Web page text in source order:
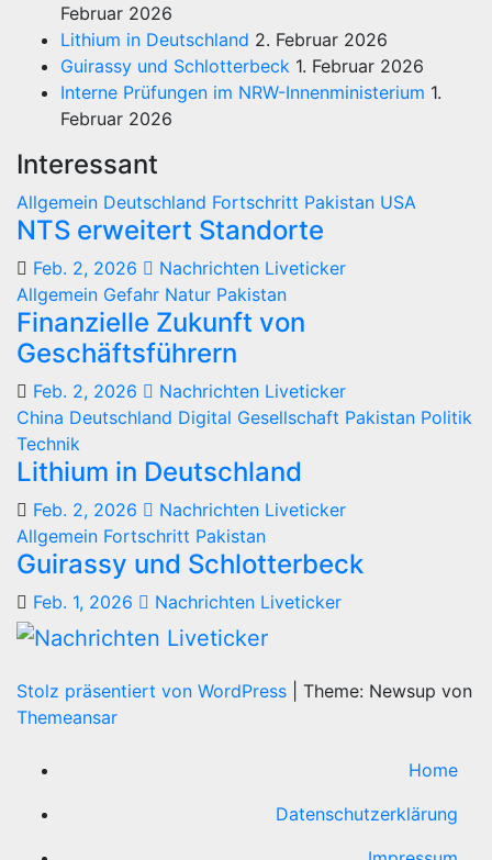
Februar 2026
Lithium in Deutschland 2. Februar 2026
Guirassy und Schlotterbeck 1. Februar 2026
Interne Prüfungen im NRW-Innenministerium 1.
Februar 2026
Interessant
Allgemein Deutschland Fortschritt Pakistan USA
NTS erweitert Standorte
Feb. 2, 2026
Nachrichten Liveticker
Allgemein Gefahr Natur Pakistan
Finanzielle Zukunft von
Geschäftsführern
Feb. 2, 2026
Nachrichten Liveticker
China Deutschland Digital Gesellschaft Pakistan Politik
Technik
Lithium in Deutschland
Feb. 2, 2026
Nachrichten Liveticker
Allgemein Fortschritt Pakistan
Guirassy und Schlotterbeck
Feb. 1, 2026 Nachrichten Liveticker
Stolz präsentiert von WordPress
Theme: Newsup von
Themeansar
Home
Datenschutzerklärung